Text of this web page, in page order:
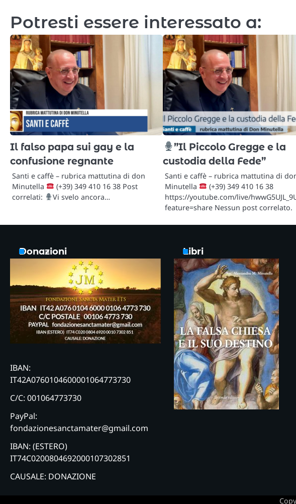
Potresti essere interessato a:
Il falso papa sui gay e la
confusione regnante
Santi e caffè – rubrica mattutina di don
Minutella
(+39) 349 410 16 38 Post
correlati:
Vi svelo ancora…
”Il Piccolo Gregge e la
custodia della Fede”
Santi e caffè – rubrica mattutina di
Minutella
(+39) 349 410 16 38
https://youtube.com/live/
feature=share Nessun post correlato.
Donazioni
IBAN:
IT42A0760104600001064773730
C/C: 001064773730
PayPal:
fondazionesanctamater@gmail.com
IBAN: (ESTERO)
IT74C0200804692000107302851
CAUSALE: DONAZIONE
Libri